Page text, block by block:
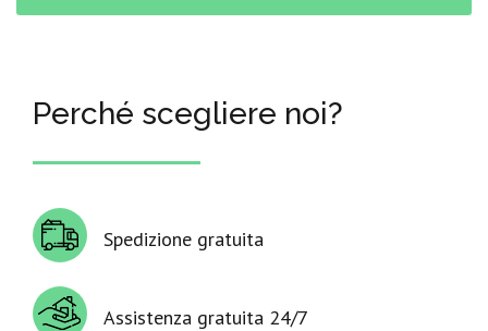
Perché scegliere noi?
Spedizione gratuita
Assistenza gratuita 24/7